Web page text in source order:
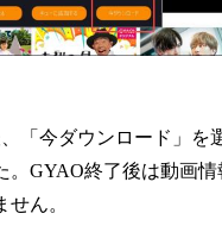
「今ダウンロード」を
。GYAO終了後は動画情
ん。